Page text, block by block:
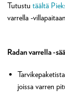
Tutustu täältä
varrella -
Radan varrella -
joissa varren